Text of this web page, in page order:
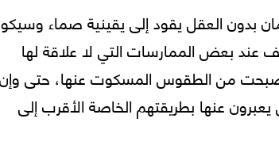
بدون العقل يقود إلى يقينية صماء
عند بعض الممارسات التي لا علاقة لها
أصبحت من الطقوس المسكوت عنها، حتى
يعبرون عنها بطريقتهم الخاصة الأقرب إلى